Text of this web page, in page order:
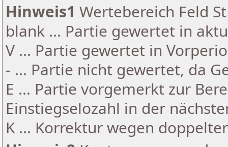
Hinweis1 Wertebereich Feld
blank ... Partie gewertet in
V ... Partie gewertet in
- ... Partie nicht gewertet, da
E ... Partie vorgemerkt zur
Einstiegselozahl in der
K ... Korrektur wegen